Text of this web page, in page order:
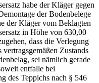
habe der Kläger gegen
der Bodenbelege
der Kläger vom Beklagten
in Höhe von 630,00
dass die Verlegung
Zustands
sei nämlich gerade
entfalle bei
des Teppichs nach § 546